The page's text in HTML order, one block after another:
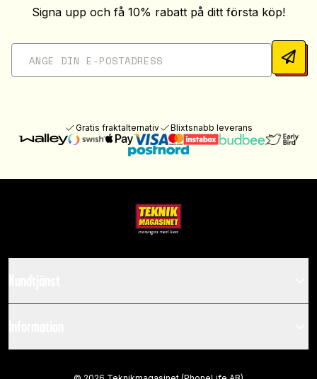
Signa upp och få 10% rabatt på ditt första köp!
Gratis fraktalternativ Blixtsnabb leverans